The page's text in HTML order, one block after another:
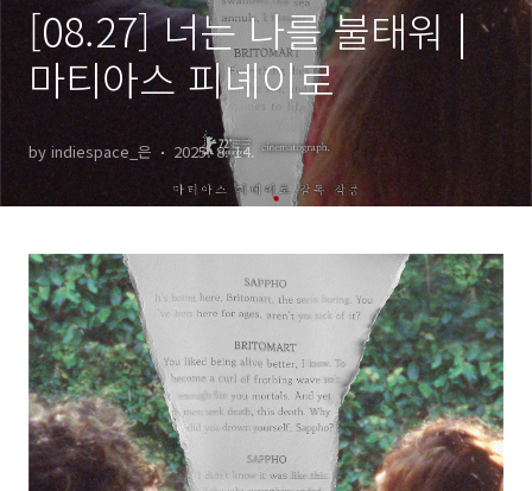
[08.27] 너는 나를 불태워 |
마티아스 피녜이로
by indiespace_은 2025. 8. 14.